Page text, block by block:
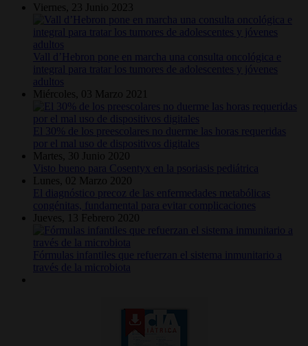
Viernes, 23 Junio 2023
Vall d’Hebron pone en marcha una consulta oncológica e
integral para tratar los tumores de adolescentes y jóvenes
adultos
Miércoles, 03 Marzo 2021
El 30% de los preescolares no duerme las horas requeridas
por el mal uso de dispositivos digitales
Martes, 30 Junio 2020
Visto bueno para Cosentyx en la psoriasis pediátrica
Lunes, 02 Marzo 2020
El diagnóstico precoz de las enfermedades metabólicas
congénitas, fundamental para evitar complicaciones
Jueves, 13 Febrero 2020
Fórmulas infantiles que refuerzan el sistema inmunitario a
través de la microbiota